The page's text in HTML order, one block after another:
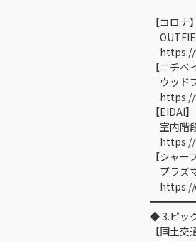
【コロナ】
https://
【ニチベ
ウッド
https://
【EIDAI】
室内階
https://
【シャー
プラズ
https://
◆ 3.ピッ
【国土交